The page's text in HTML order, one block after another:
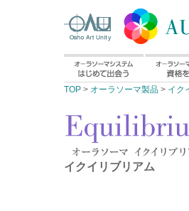
TOP > オーラソーマ製品 > イク
イクイリブリアム